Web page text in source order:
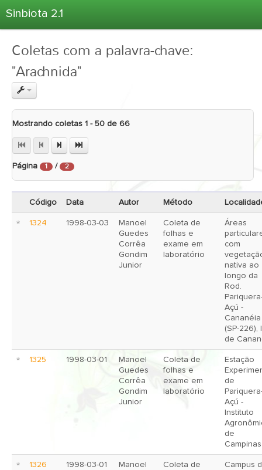
Sinbiota 2.1
Informações Ambientais
Coletas
Projetos
Unidades Depositárias
Atlas 2.1
Estatísticas
Login
Coletas com a palavra-chave:
"Arachnida"
Mostrando coletas 1 - 50 de 66
Página 1 / 2
Código Data Autor Método
1324 1998-03-03
Manoel
Guedes
Corrêa
Gondim
Junior
Coleta de
folhas e
exame em
laboratório
Áreas
com
nativa ao
longo da
Rod.
Açú -
Cananéia
(SP-226),
de
1325 1998-03-01
Manoel
Guedes
Corrêa
Gondim
Junior
Coleta de
folhas e
exame em
laboratório
Estação
de
Açú -
Instituto
de
Campinas
1326 1998-03-01
Manoel
Coleta de
Campus